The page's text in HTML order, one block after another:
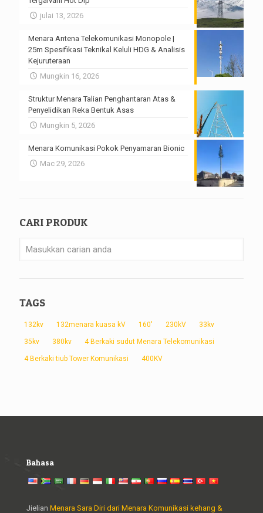
julai 13, 2026
Menara Antena Telekomunikasi Monopole |
25m Spesifikasi Teknikal Keluli HDG & Analisis
Kejuruteraan
Mungkin 16, 2026
Struktur Menara Talian Penghantaran Atas &
Penyelidikan Reka Bentuk Asas
Mungkin 5, 2026
Menara Komunikasi Pokok Penyamaran Bionic
Mac 29, 2026
CARI PRODUK
TAGS
132kv 132menara kuasa kV 160' 230kV 33kv
35kv 380kv 4 Berkaki sudut Menara Telekomunikasi
4 Berkaki tiub Tower Komunikasi 400KV
Bahasa
Jielian Menara Sara Diri dari Menara Komunikasi kehang &